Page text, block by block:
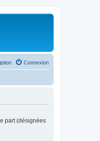
Connexion
part (désignées